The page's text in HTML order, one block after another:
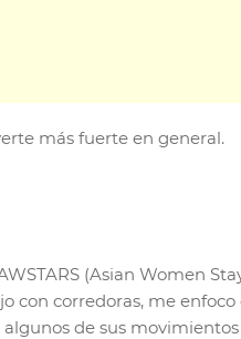
más fuerte en general.
(Asian Women
con corredoras, me
de sus